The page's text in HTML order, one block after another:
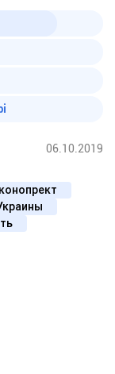
06.10.2019